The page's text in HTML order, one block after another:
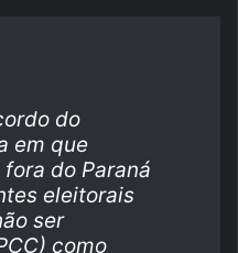
do
em que
do Paraná
eleitorais
ser
como